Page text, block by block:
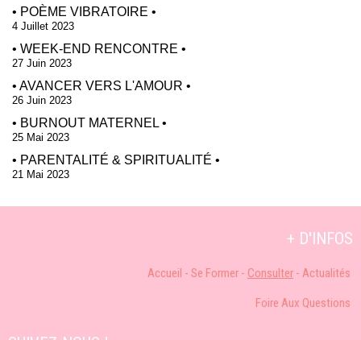
• POÈME VIBRATOIRE •
4 Juillet 2023
• WEEK-END RENCONTRE •
27 Juin 2023
• AVANCER VERS L'AMOUR •
26 Juin 2023
• BURNOUT MATERNEL •
25 Mai 2023
• PARENTALITÉ & SPIRITUALITÉ •
21 Mai 2023
+ D'INFOS
Accueil - Se Former - Consulter - Actualités
Foire Aux Questions